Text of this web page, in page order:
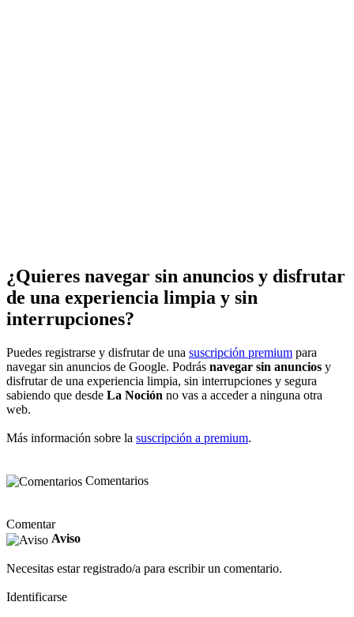
¿Quieres navegar sin anuncios y disfrutar
de una experiencia limpia y sin
interrupciones?
Puedes registrarse y disfrutar de una suscripción premium para
navegar sin anuncios de Google. Podrás navegar sin anuncios y
disfrutar de una experiencia limpia, sin interrupciones y segura
sabiendo que desde La Noción no vas a acceder a ninguna otra
web.
Más información sobre la suscripción a premium.
Comentarios
Comentar
Aviso
Necesitas estar registrado/a para escribir un comentario.
Identificarse